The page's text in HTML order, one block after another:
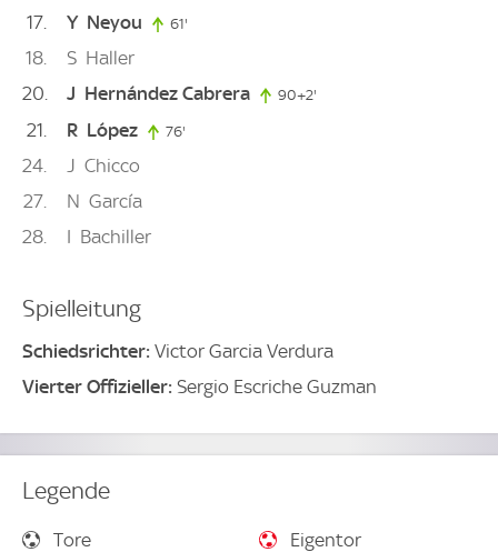
17 Y Neyou 61'
18 S Haller
20
J Hernández Cabrera 90+2'
21 R López 76'
24 J Chicco
27
N García
28
I Bachiller
Spielleitung
Schiedsrichter: Victor Garcia Verdura
Vierter Offizieller: Sergio Escriche Guzman
Legende
Tore
Eigentor